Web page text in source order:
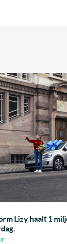
Lizy haalt 1